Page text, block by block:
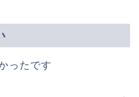
ったです